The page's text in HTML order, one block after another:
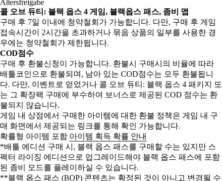
Altersfreigabe
콜 오브 듀티: 블랙 옵스 4 게임, 블랙옵스 패스, 좀비 맵
구매 후 7일 이내에 청약철회가 가능합니다. 다만, 구매 후 게임
접속시간이 2시간을 초과하거나 묶음 상품의 일부를 사용한 경
우에는 청약철회가 제한됩니다.
COD점수
구매 후 환불신청이 가능합니다. 환불시 구매시의 비율에 따라
배틀코인으로 환불되며, 남아 있는 COD점수는 모두 환불됩니
다. 다만, 이벤트로 얻었거나 콜 오브 듀티: 블랙 옵스 4 패키지 또
는 그 확장팩 구매에 부수하여 보너스로 제공된 COD 점수는 환
불되지 않습니다.
게임 내 상점에서 구매한 아이템에 대한 환불 정책은 게임 내 구
매 화면에서 제공되는 링크를 통해 확인 가능합니다.
확률형 아이템 포함 아이템 획득 확률 안내
*배틀 에디션 구매 시, 블랙 옵스 패스를 구매할 수는 있지만 스
펙터 라이징 에디션으로 업그레이드해야 블랙 옵스 패스에 포함
된 좀비 모드를 플레이하실 수 있습니다.
**블랙 옵스 패스 (BOP) 콘텐츠는 확정된 것이 아니고 변경될 수